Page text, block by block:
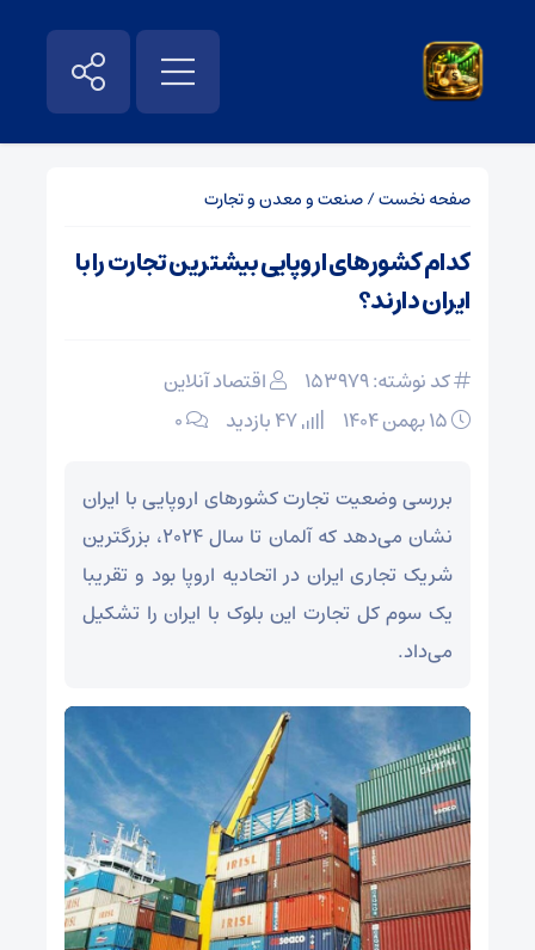
صفحه نخست/صنعت و معدن و تجارت
کدام کشور‌های اروپایی بیشترین تجارت را با
ایران دارند؟
کد نوشته: 153979
اقتصاد آنلاین
۰
بررسی وضعیت تجارت کشور‌های اروپایی با ایران
نشان می‌دهد که آلمان تا سال ۲۰۲۴، بزرگترین
شریک تجاری ایران در اتحادیه اروپا بود و تقریبا
یک سوم کل تجارت این بلوک با ایران را تشکیل
می‌داد.